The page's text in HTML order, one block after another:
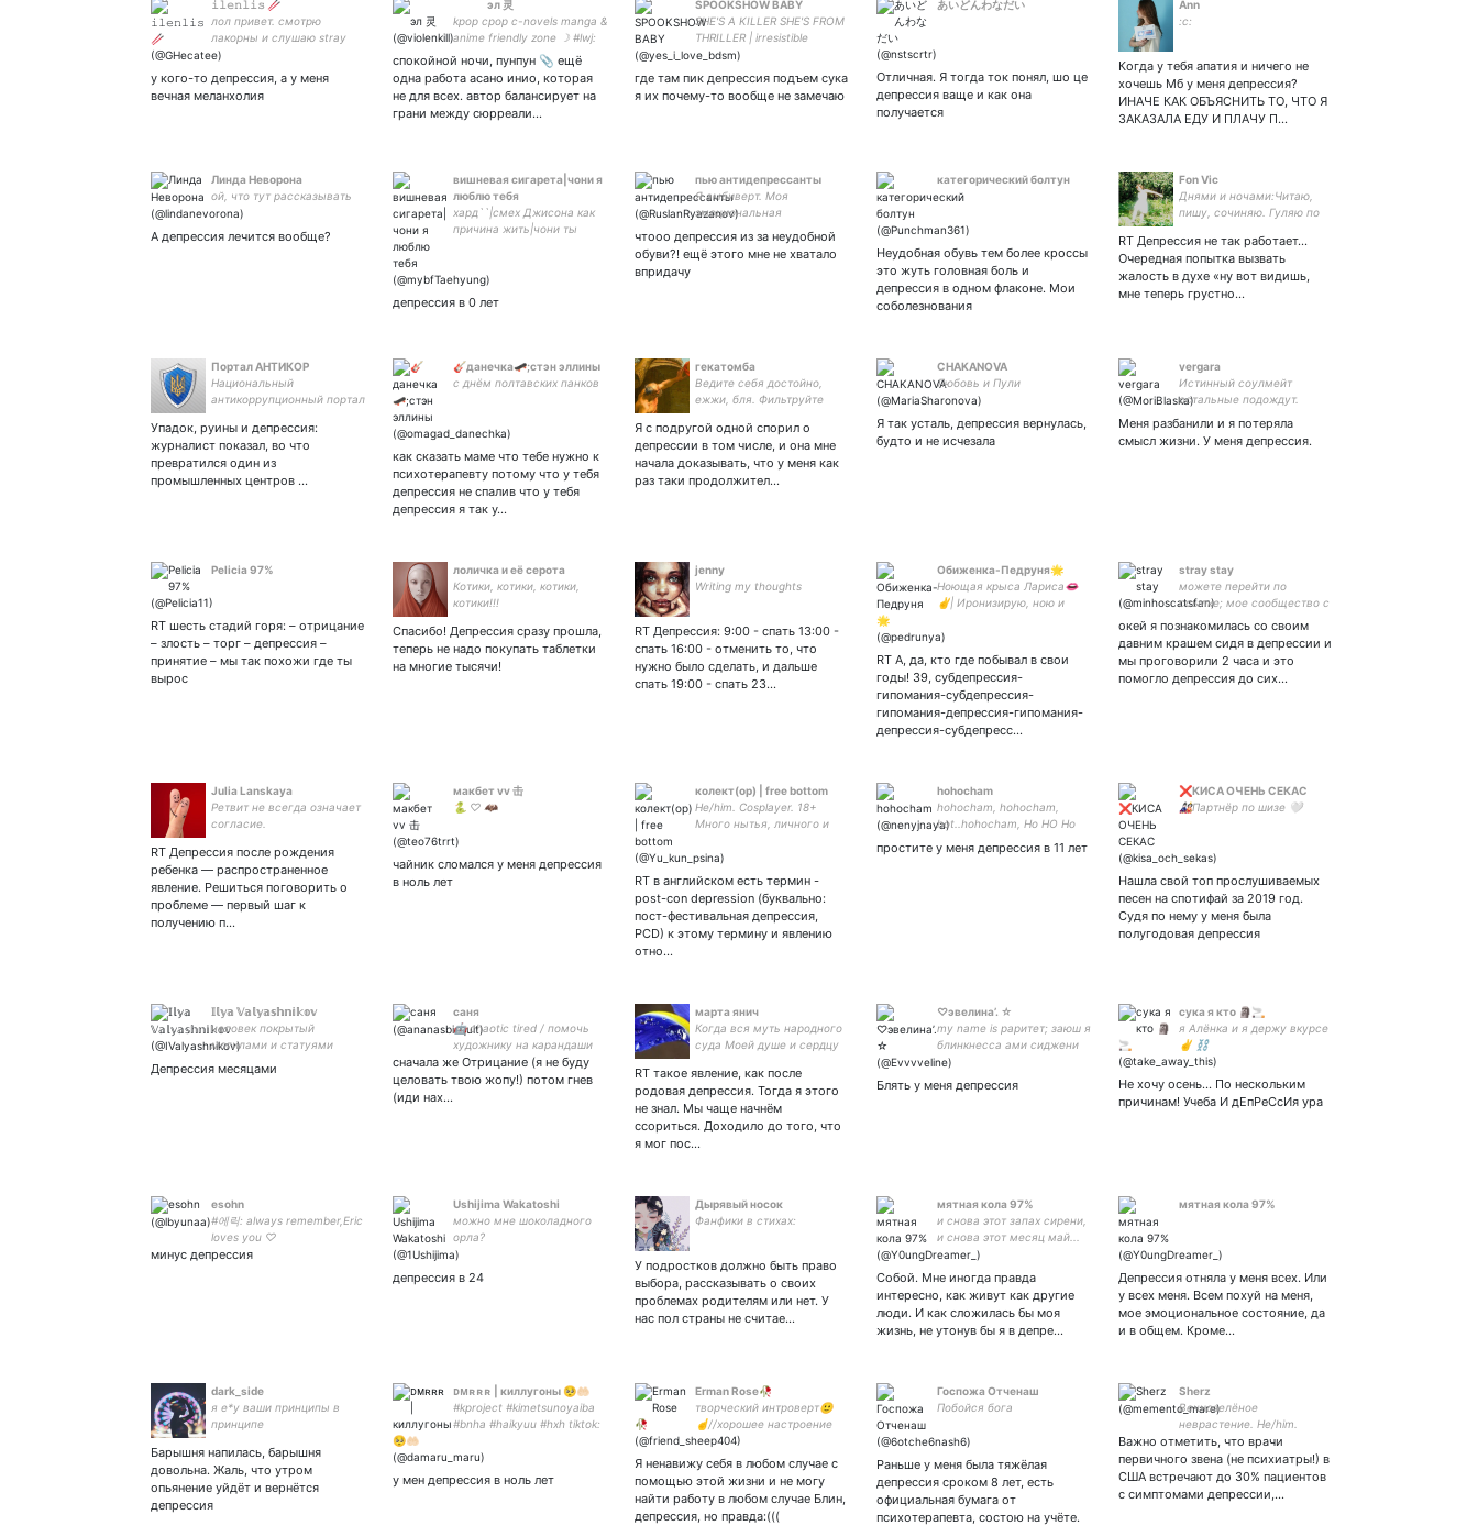
𝚒𝚕𝚎𝚗𝚕𝚒𝚜 🥢
лол привет. смотрю
лакорны и слушаю stray
kids. 🌤️
у кого-то депрессия, а у меня
вечная меланхолия
ᅠ ᅠᅠ эл 灵
kpop cpop c-novels manga &
anime friendly zone ☽ #lwj:
无聊 🐇 #han: excuse me
noona, do u have a
boyfriend?
спокойной ночи, пунпун 📎 ещё
одна работа асано инио, которая
не для всех. автор балансирует на
грани между сюрреали…
SPOOKSHOW BABY
SHE'S A KILLER SHE'S FROM
THRILLER | irresistible
creature who has an
где там пик депрессия подъем сука
я их почему-то вообще не замечаю
あいどんわなだい
Отличная. Я тогда ток понял, шо це
депрессия ваще и как она
получается
Ann
:с:
Когда у тебя апатия и ничего не
хочешь Мб у меня депрессия?
ИНАЧЕ КАК ОБЪЯСНИТЬ ТО, ЧТО Я
ЗАКАЗАЛА ЕДУ И ПЛАЧУ П…
Линда Неворона
ой, что тут рассказывать
А депрессия лечится вообще?
вишневая сигарета|чони я
люблю тебя
хард``|смех Джисона как
причина жить|чони ты
депрессия в 0 лет
пью антидепрессанты
Я амбиверт. Моя
эмоциональная
самая стабильная вещь в
моей жизни
чтооо депрессия из за неудобной
обуви?! ещё этого мне не хватало
впридачу
категорический болтун
Неудобная обувь тем более кроссы
это жуть головная боль и
депрессия в одном флаконе. Мои
соболезнования
Fon Vic
Днями и ночами:Читаю,
пишу, сочиняю. Гуляю по
собакой. Люблю пешие
прогулки, быструю ходьбу
в гордом одиночестве. Я -
Феминистка. Не замужем!
RT Депрессия не так работает...
Очередная попытка вызвать
жалость в духе «ну вот видишь,
мне теперь грустно…
Портал АНТИКОР
Национальный
антикоррупционный портал
Упадок, руины и депрессия:
журналист показал, во что
превратился один из
промышленных центров ...
🎸данечка🛹;стэн эллины
с днём полтавских панков
как сказать маме что тебе нужно к
психотерапевту потому что у тебя
депрессия не спалив что у тебя
депрессия я так у…
гекатомба
Ведите себя достойно,
ежжи, бля. Фильтруйте
гламуром
Я с подругой одной спорил о
депрессии в том числе, и она мне
начала доказывать, что у меня как
раз таки продолжител…
CHAKANOVA
Любовь и Пули
Я так усталь, депрессия вернулась,
будто и не исчезала
vergara
Истинный соулмейт
остальные подождут.
зовут меня Киджи.
Меня разбанили и я потеряла
смысл жизни. У меня депрессия.
Pelicia 97%
RT шесть стадий горя: – отрицание
– злость – торг – депрессия –
принятие – мы так похожи где ты
вырос
лоличка и её серота
Котики, котики, котики,
котики!!!
Спасибо! Депрессия сразу прошла,
теперь не надо покупать таблетки
на многие тысячи!
jenny
Writing my thoughts
RT Депрессия: 9:00 - спать 13:00 -
спать 16:00 - отменить то, что
нужно было сделать, и дальше
спать 19:00 - спать 23…
Обиженка-Педруня🌟
Ноющая крыса Лариса👄
✌️| Иронизирую, ною и
чтобы меня обосрала Леди
Face🗿🗿🗿
RT А, да, кто где побывал в свои
годы! 39, субдепрессия-
гипомания-субдепрессия-
гипомания-депрессия-гипомания-
депрессия-субдепресс…
stray stay
можете перейти по
ссылке; мое сообщество с
окей я познакомилась со своим
давним крашем сидя в депрессии и
мы проговорили 2 часа и это
помогло депрессия до сих…
Julia Lanskaya
Ретвит не всегда означает
согласие.
RT Депрессия после рождения
ребенка — распространенное
явление. Решиться поговорить о
проблеме — первый шаг к
получению п…
макбет vv 击
🐍 ♡ 🦇
чайник сломался у меня депрессия
в ноль лет
колект(ор) | free bottom
He/him. Cosplayer. 18+
Много нытья, личного и
RT в английском есть термин -
post-con depression (буквально:
пост-фестивальная депрессия,
PCD) к этому термину и явлению
отно…
hohocham
hohocham, hohocham,
hot..hohocham, Ho HO Ho
hohochammmm, hohocham,
простите у меня депрессия в 11 лет
❌КИСА ОЧЕНЬ СЕКАС
🎎Партнёр по шизе 🤍
Нашла свой топ прослушиваемых
песен на спотифай за 2019 год.
Судя по нему у меня была
полугодовая депрессия
𝕀𝕝𝕪𝕒 𝕍𝕒𝕝𝕪𝕒𝕤𝕙𝕟𝕚𝕜𝕠𝕧
человек покрытый
могилами и статуями
Депрессия месяцами
саня
🤖 chaotic tired / помочь
художнику на карандаши
можно тут ☞ ✌🏼мой комикс
- #краснаянитьсани
сначала же Отрицание (я не буду
целовать твою жопу!) потом гнев
(иди нах…
марта янич
Когда вся муть народного
суда Моей душе и сердцу
радостно туда, Где наша
жизнь взяла свое начало."
А.Горбунов 😊
RT такое явление, как после
родовая депрессия. Тогда я этого
не знал. Мы чаще начнём
ссориться. Доходило до того, что
я мог пос…
♡эвелина’. ☆
my name is раритет; заюш я
блинкнесса ами сиджени
дирекшионерка
Блять у меня депрессия
сука я кто 🗿🚬
я Алёнка и я держу вкурсе
✌ ⛓️
Не хочу осень... По нескольким
причинам! Учеба И дЕпРеСсИя ура
esohn
#에릭: always remember,Eric
loves you ♡
минус депрессия
Ushijima Wakatoshi
можно мне шоколадного
орла?
депрессия в 24
Дырявый носок
Фанфики в стихах:
У подростков должно быть право
выбора, рассказывать о своих
проблемах родителям или нет. У
нас пол страны не считае…
мятная кола 97%
и снова этот запах сирени,
и снова этот месяц май...
#взаимный социофоб(18
пишущий стихи. милости
прошу
Собой. Мне иногда правда
интересно, как живут как другие
люди. И как сложилась бы моя
жизнь, не утонув бы я в депре…
мятная кола 97%
Депрессия отняла у меня всех. Или
у всех меня. Всем похуй на меня,
мое эмоциональное состояние, да
и в общем. Кроме…
dark_side
я е*у ваши принципы в
принципе
Барышня напилась, барышня
довольна. Жаль, что утром
опьянение уйдёт и вернётся
депрессия
ᴅᴍʀʀʀ | киллугоны 🥺🤲🏻
#kproject #kimetsunoyaiba
#bnha #haikyuu #hxh tiktok:
косплею
у мен депрессия в ноль лет
Erman Rose🥀
творческий интроверт🙂
☝//хорошее настроение
привлекательно,
улыбнись, малыш😏💕
Я ненавижу себя в любом случае с
помощью этой жизни и не могу
найти работу в любом случае Блин,
депрессия, но правда:(((
Госпожа Отченаш
Побойся бога
Раньше у меня была тяжёлая
депрессия сроком 8 лет, есть
официальная бумага от
психотерапевта, состою на учёте.
Sherz
Вечнозелёное
неврастение. He/him.
Важно отметить, что врачи
первичного звена (не психиатры!) в
США встречают до 30% пациентов
с симптомами депрессии,…